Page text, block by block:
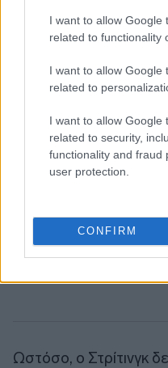
I want to allow Google
related to functionality
I want to allow Google
related to
I want to allow Google
related to security,
functionality and fraud
user protection.
CONFIRM
Ωστόσο, ο Στρίτινγκ